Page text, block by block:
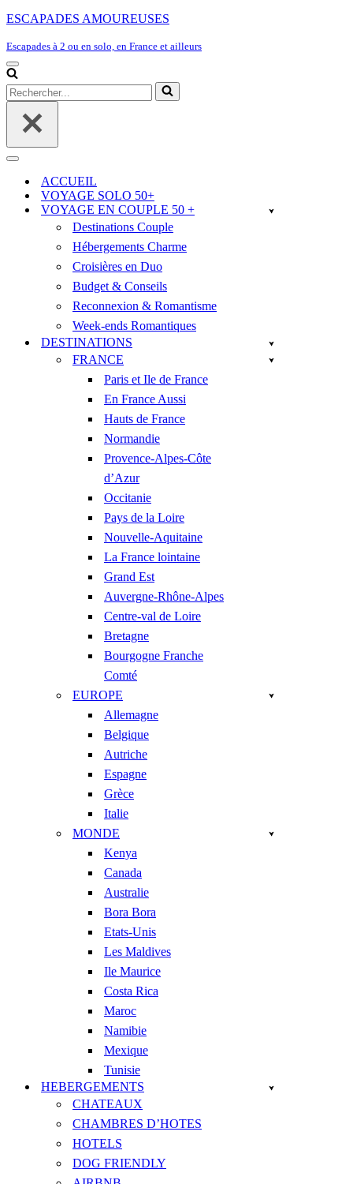
ESCAPADES AMOUREUSES
Escapades à 2 ou en solo, en France et ailleurs
Menu
de
navigation
Rechercher...
Menu
navigationACCUEIL
VOYAGE SOLO 50+
VOYAGE EN COUPLE 50 +
Destinations Couple
Hébergements Charme
Croisières en Duo
Budget & Conseils
Reconnexion & Romantisme
Week-ends Romantiques
DESTINATIONS
FRANCE
Paris et Ile de France
En France Aussi
Hauts de France
Normandie
Provence-Alpes-Côte
d’Azur
Occitanie
Pays de la Loire
Nouvelle-Aquitaine
La France lointaine
Grand Est
Auvergne-Rhône-Alpes
Centre-val de Loire
Bretagne
Bourgogne Franche
Comté
EUROPE
Allemagne
Belgique
Autriche
Espagne
Grèce
Italie
MONDE
Kenya
Canada
Australie
Bora Bora
Etats-Unis
Les Maldives
Ile Maurice
Costa Rica
Maroc
Namibie
Mexique
Tunisie
HEBERGEMENTS
CHATEAUX
CHAMBRES D’HOTES
HOTELS
DOG FRIENDLY